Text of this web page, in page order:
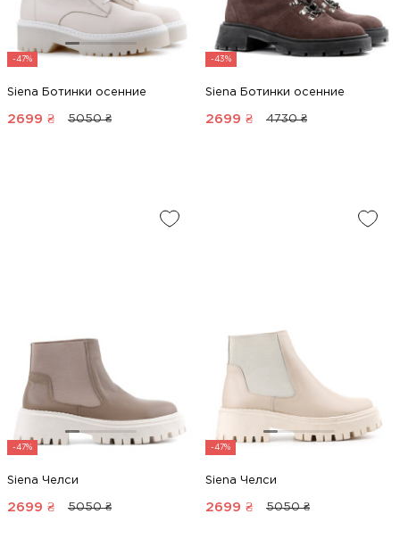
-47%
Siena Ботинки осенние
2699 ₴ 5050 ₴
-43%
Siena Ботинки осенние
2699 ₴ 4730 ₴
-47%
Siena Челси
2699 ₴ 5050 ₴
-47%
Siena Челси
2699 ₴ 5050 ₴